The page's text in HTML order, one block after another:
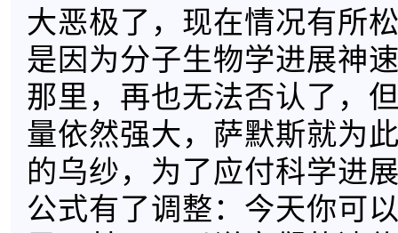
大恶极了，现在情况有所
是因为分子生物学进展神
那里，再也无法否认了，
量依然强大，萨默斯就为
的乌纱，为了应付科学进
公式有了调整：今天你可